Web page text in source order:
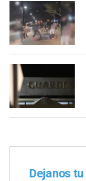
Dejanos